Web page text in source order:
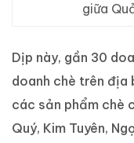
giữa
Dịp này, gần 30
doanh chè trên địa
các sản phẩm chè
Quý, Kim Tuyên,